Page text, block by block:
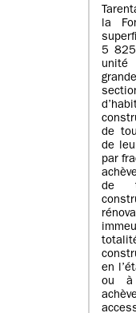
la
5 825
de
de
par
de
en
ou à